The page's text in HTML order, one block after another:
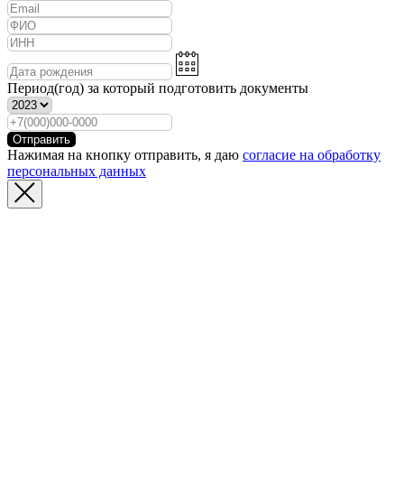
Период(год) за который подготовить документы
Отправить
Нажимая на кнопку отправить, я даю согласие на обработку
персональных данных